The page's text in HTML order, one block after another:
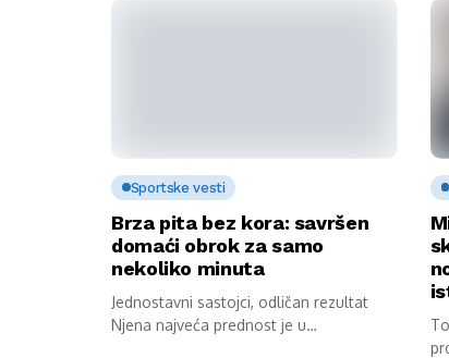
Sportske vesti
Brza pita bez kora: savršen
domaći obrok za samo
nekoliko minuta
Jednostavni sastojci, odličan rezultat
Njena najveća prednost je u